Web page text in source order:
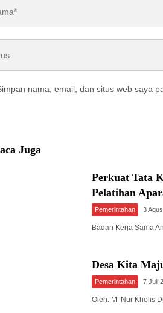
nama, email, dan situs web saya
Juga
Perkuat Tata
Pelatihan
Pemerintahan 3
Badan Kerja Sama
Desa Kita
Pemerintahan 7 Juli
Oleh: M. Nur Kholis